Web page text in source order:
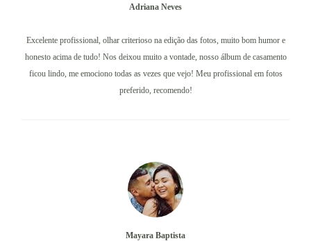
Excelente profissional, olhar criterioso na edição das fotos, muito bom humor e
honesto acima de tudo! Nos deixou muito a vontade, nosso álbum de casamento
ficou lindo, me emociono todas as vezes que vejo! Meu profissional em fotos
preferido, recomendo!
Adriana Neves
Mayara Baptista